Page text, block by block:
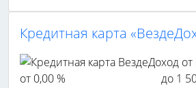
Кредитная карта
от 0,00 % до 1